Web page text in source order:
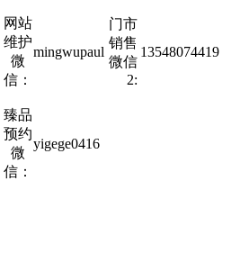
网站
维护
微
信：
mingwupaul
门市
销售
微信
2:
13548074419
臻品
预约
微
信：
yigege0416